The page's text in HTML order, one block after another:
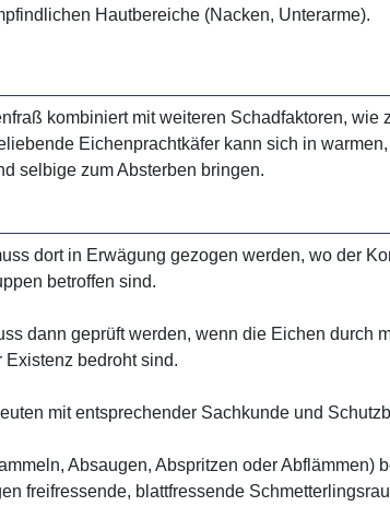
Hautbereiche (Nacken, Unterarme).
kombiniert mit weiteren Schadfaktoren, wie
Eichenprachtkäfer kann sich in
selbige zum Absterben bringen.
dort in Erwägung gezogen werden, wo der
betroffen sind.
dann geprüft werden, wenn die Eichen durch
bedroht sind.
mit entsprechender Sachkunde und
Absaugen, Abspritzen oder Abflämmen)
freifressende, blattfressende